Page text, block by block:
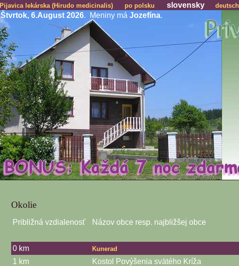
Pijavica lekárska (Hirudo medicinalis) po polsku slovensky deutsch
Štvrtok, 6.August 2026. Meniny má Jozefína.
Okolie
Približná vzdialenosť Názov obce resp. najbližšej obce
0 km Kunerad
1 km Kostol Povýšenia svätého Kríža